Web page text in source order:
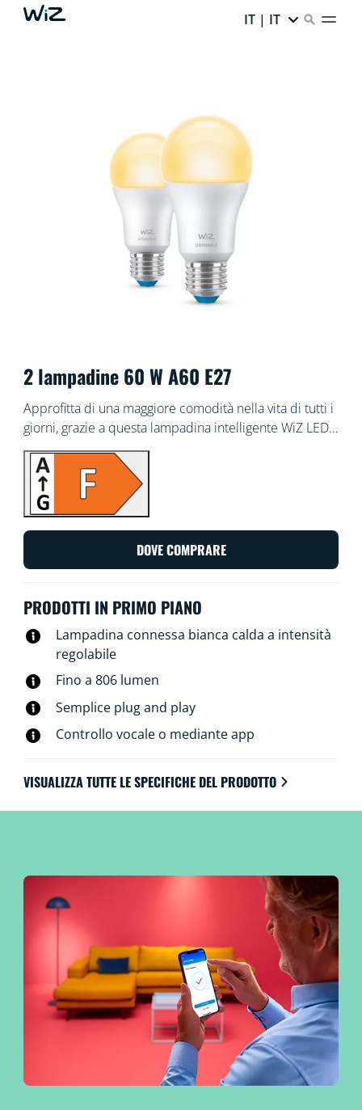
IT | IT
2 lampadine 60 W A60 E27
Approfitta di una maggiore comodità nella vita di tutti i
giorni, grazie a questa lampadina intelligente WiZ LED
A60. Questa lampadina offre una luce bianca soft che
si può regolare in base al livello di luminosità
desiderato tramite app o comando vocale. Puoi
programmare le luci affinché si accendano e spengano
ad avere accesso remoto alle luci, anche quando non
ci sei. Le luci WiZ si connettono al tuo router Wi-Fi
DOVE COMPRARE
PRODOTTI IN PRIMO PIANO
Lampadina connessa bianca calda a intensità
regolabile
Fino a 806 lumen
Semplice plug and play
Controllo vocale o mediante app
VISUALIZZA TUTTE LE SPECIFICHE DEL PRODOTTO